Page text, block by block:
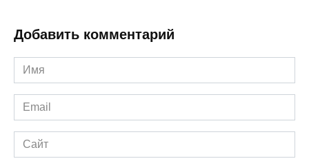
Добавить комментарий
Имя
*
Email
*
Сайт